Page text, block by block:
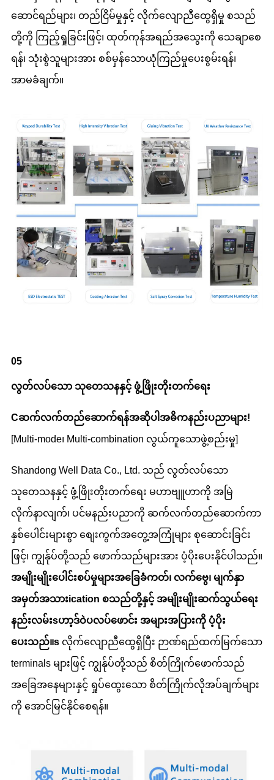
ဆောင်ရည်များ၊ တည်ငြိမ်မှုနှင့် လိုက်လျောညီထွေရှိမှု စသည်
တို့ကို ကြည့်ရှုခြင်းဖြင့်၊ ထုတ်ကုန်အရည်အသွေးကို သေချာစေ
ရန်၊ သုံးစွဲသူများအား စစ်မှန်သောယုံကြည်မှုပေးစွမ်းရန်၊
အာမခံချက်။
05
လွတ်လပ်သော သုတေသနနှင့် ဖွံ့ဖြိုးတိုးတက်ရေး
Cဆက်လက်တည်ဆောက်ရန်အဆိုပါ အဓိကနည်းပညာများ!
[Multi-mode၊ Multi-combination လွယ်ကူသောဖွဲ့စည်းမှု]
Shandong Well Data Co., Ltd. သည် လွတ်လပ်သော
သုတေသနနှင့် ဖွံ့ဖြိုးတိုးတက်ရေး မဟာဗျူဟာကို အမြဲ
လိုက်နာလျက်၊ ပင်မနည်းပညာကို ဆက်လက်တည်ဆောက်ကာ
နှစ်ပေါင်းများစွာ စျေးကွက်အတွေ့အကြုံများ စုဆောင်းခြင်း
ဖြင့်၊ ကျွန်ုပ်တို့သည် ဖောက်သည်များအား ပံ့ပိုးပေးနိုင်ပါသည်။
အမျိုးမျိုးပေါင်းစပ်မှုများအခြေခံကတ်၊ လက်ဗွေ၊ မျက်နှာ
အမှတ်အသားication စသည်တို့နှင့် အမျိုးမျိုးဆက်သွယ်ရေး
နည်းလမ်းsဟာ့ဒ်ဝဲပလပ်ဖောင်း အများအပြားကို ပံ့ပိုး
ပေးသည်။s လိုက်လျောညီထွေရှိပြီး ဉာဏ်ရည်ထက်မြက်သော
terminals များဖြင့် ကျွန်ုပ်တို့သည် စိတ်ကြိုက်ဖောက်သည်
အခြေအနေများနှင့် ရှုပ်ထွေးသော စိတ်ကြိုက်လိုအပ်ချက်များ
ကို အောင်မြင်နိုင်စေရန်။